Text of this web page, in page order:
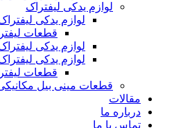
لوازم یدکی لیفتراک
لوازم یدکی لیفتراک کوماتسو
قطعات لیفتراک
لوازم یدکی لیفتراک هایستر
لوازم یدکی لیفتراک تویوتا
قطعات لیفتراک تویوتا
قطعات مینی بیل مکانیکی
ما
با ما